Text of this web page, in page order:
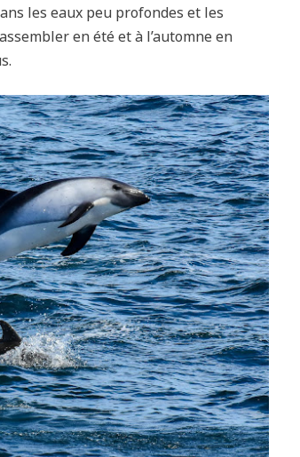
les eaux peu profondes et les
en été et à l’automne en